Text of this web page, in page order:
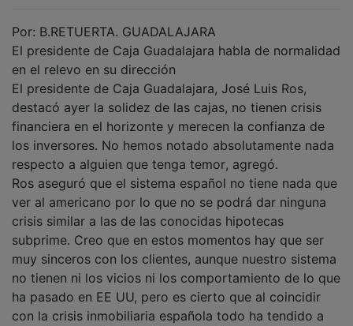
Por: B.RETUERTA. GUADALAJARA
El presidente de Caja Guadalajara habla de normalidad
en el relevo en su dirección
El presidente de Caja Guadalajara, José Luis Ros,
destacó ayer la solidez de las cajas, no tienen crisis
financiera en el horizonte y merecen la confianza de
los inversores. No hemos notado absolutamente nada
respecto a alguien que tenga temor, agregó.
Ros aseguró que el sistema español no tiene nada que
ver al americano por lo que no se podrá dar ninguna
crisis similar a las de las conocidas hipotecas
subprime. Creo que en estos momentos hay que ser
muy sinceros con los clientes, aunque nuestro sistema
no tienen ni los vicios ni los comportamiento de lo que
ha pasado en EE UU, pero es cierto que al coincidir
con la crisis inmobiliaria española todo ha tendido a